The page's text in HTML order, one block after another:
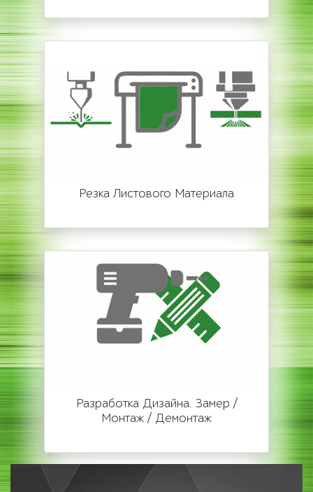
Резка Листового Материала
Разработка Дизайна. Замер /
Монтаж / Демонтаж